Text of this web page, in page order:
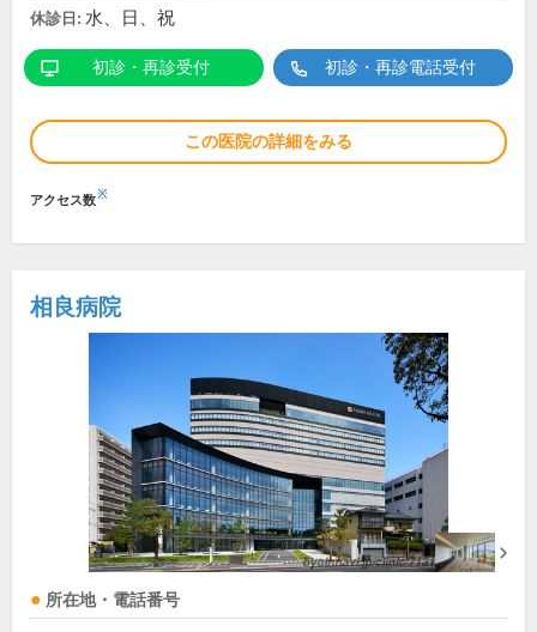
休診日: 水、日、祝
初診・再診受付 初診・再診電話受付
この医院の詳細をみる
アクセス数※
相良病院
所在地・電話番号